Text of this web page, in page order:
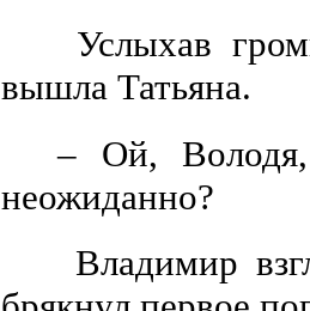
Услыхав
вышла Татьяна.
– Ой,
неожиданно?
Владимир